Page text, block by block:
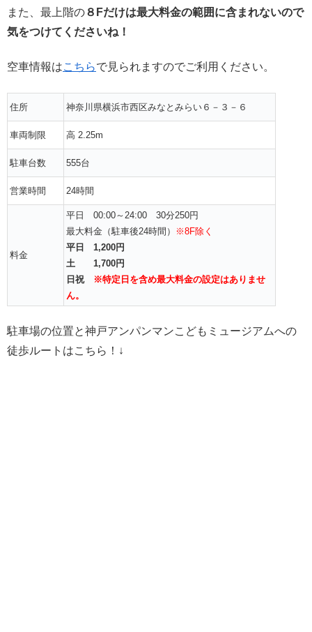
また、最上階の８Fだけは最大料金の範囲に含まれないので
気をつけてくださいね！
空車情報はこちらで見られますのでご利用ください。
住所 神奈川県横浜市西区みなとみらい６－３－６
車両制限 高 2.25m
駐車台数 555台
営業時間 24時間
料金
平日 00:00～24:00 30分250円
最大料金（駐車後24時間）
※8F除く
平日 1,200円
土 1,700円
日祝
※特定日を含め最大料金の設定はありませ
ん。
駐車場の位置と神戸アンパンマンこどもミュージアムへの
徒歩ルートはこちら！↓